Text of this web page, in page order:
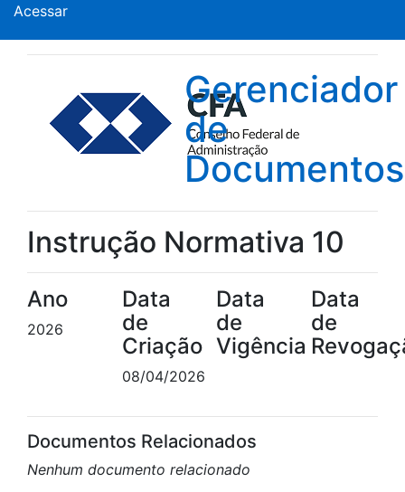
Acessar
Gerenciador
de
Documentos
Instrução Normativa 10
Ano
2026
Data
de
Criação
08/04/2026
Data
de
Vigência
Data
de
Documentos Relacionados
Nenhum documento relacionado